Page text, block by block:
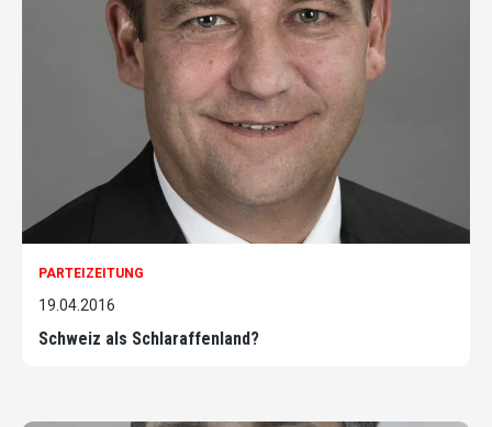
PARTEIZEITUNG
19.04.2016
Schweiz als Schlaraffenland?